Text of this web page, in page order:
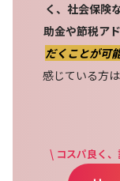
く、社会保険
助金や節税ア
だくことが可
感じている方
\ コスパ良く